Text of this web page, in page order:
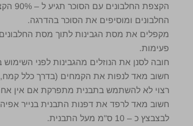
החלבונים ומוסיפים את הסוכר בהדרגה.
מקפלים
פעימות.
חובה לסנן את הנוזלים מהגבינות לפני השימוש
חשוב מאד לנפות את הקמחים (בדרך כלל קמח,
רצוי לא להשתמש בתבנית מתפרקת אם אין
חשוב מאד לרפד את דפנות התבנית בנייר
לבצבצץ כ – 10 ס"מ מעל התבנית.